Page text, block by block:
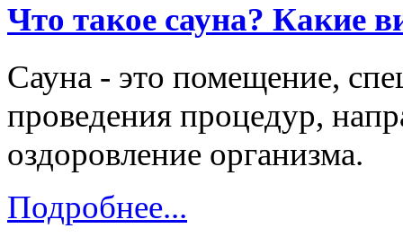
Что такое сауна? Какие
Сауна - это помещение,
проведения процедур,
оздоровление организма.
Подробнее...